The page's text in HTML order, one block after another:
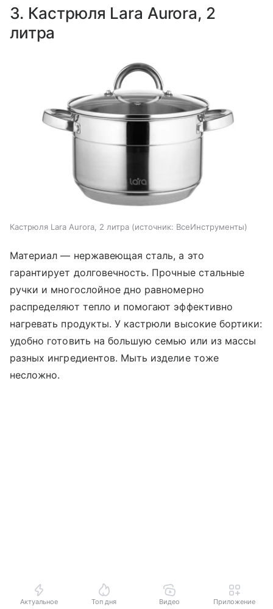
3. Кастрюля Lara Aurora, 2
литра
Кастрюля Lara Aurora, 2 литра (источник: ВсеИнструменты)
Материал — нержавеющая сталь, а это
гарантирует долговечность. Прочные стальные
ручки и многослойное дно равномерно
распределяют тепло и помогают эффективно
нагревать продукты. У кастрюли высокие бортики:
удобно готовить на большую семью или из массы
разных ингредиентов. Мыть изделие тоже
несложно.
Актуальное Топ дня Видео Приложение